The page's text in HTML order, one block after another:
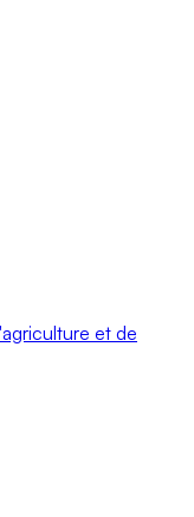
et de